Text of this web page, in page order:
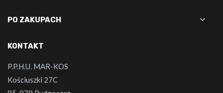
PO ZAKUPACH 
KONTAKT
P.P.H.U. MAR-KOS
Kościuszki 27C